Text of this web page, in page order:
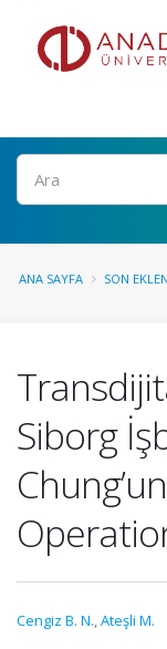
Ara
ANA SAYFA SON
Siborg
Cengiz B. N.,Ateşli M.